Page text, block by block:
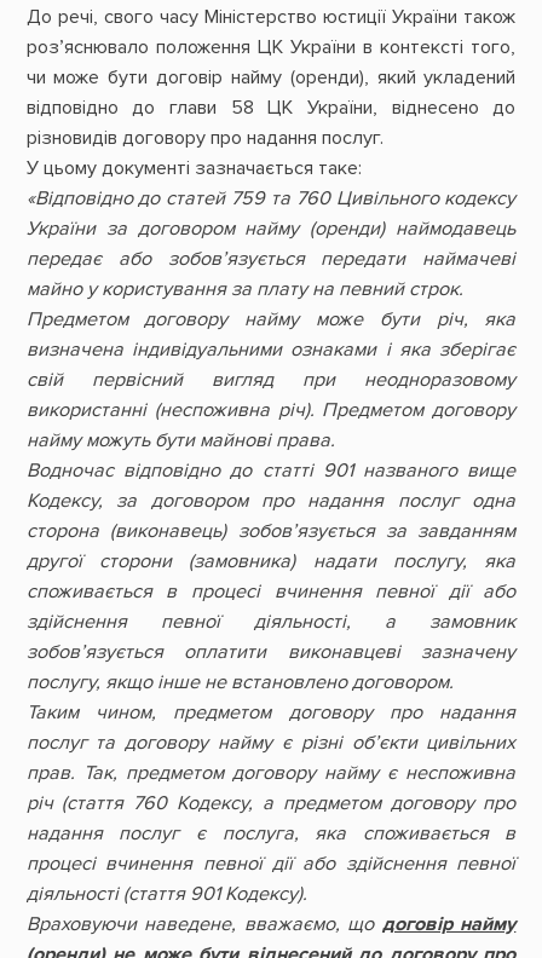
До речі, свого часу Міністерство юстиції України також
роз’яснювало положення ЦК України в контексті того,
чи може бути договір найму (оренди), який укладений
відповідно до глави 58 ЦК України, віднесено до
різновидів договору про надання послуг.
У цьому документі зазначається таке:
«Відповідно до статей 759 та 760 Цивільного кодексу
України за договором найму (оренди) наймодавець
передає або зобов’язується передати наймачеві
майно у користування за плату на певний строк.
Предметом договору найму може бути річ, яка
визначена індивідуальними ознаками і яка зберігає
свій первісний вигляд при неодноразовому
використанні (неспоживна річ). Предметом договору
найму можуть бути майнові права.
Водночас відповідно до статті 901 названого вище
Кодексу, за договором про надання послуг одна
сторона (виконавець) зобов’язується за завданням
другої сторони (замовника) надати послугу, яка
споживається в процесі вчинення певної дії або
здійснення певної діяльності, а замовник
зобов’язується оплатити виконавцеві зазначену
послугу, якщо інше не встановлено договором.
Таким чином, предметом договору про надання
послуг та договору найму є різні об’єкти цивільних
прав. Так, предметом договору найму є неспоживна
річ (стаття 760 Кодексу, а предметом договору про
надання послуг є послуга, яка споживається в
процесі вчинення певної дії або здійснення певної
діяльності (стаття 901 Кодексу).
Враховуючи наведене, вважаємо, що договір найму